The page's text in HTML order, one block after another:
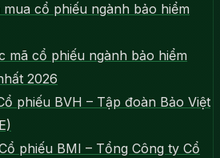
mua cổ phiếu ngành bảo hiểm
mã cổ phiếu ngành bảo hiểm
2026
phiếu BVH – Tập đoàn Bảo Việt
phiếu BMI – Tổng Công ty Cổ